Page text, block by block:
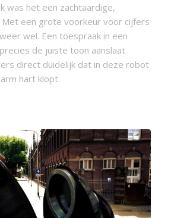
was het een zachtaardige,
een grote voorkeur voor cijfers
wel. Een toespraak in een
de juiste toon aanslaat
direct duidelijk dat in deze robot
hart klopt.